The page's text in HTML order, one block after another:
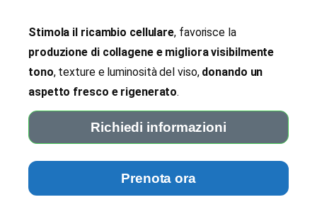
Stimola il ricambio cellulare, favorisce la
produzione di collagene e migliora visibilmente
tono, texture e luminosità del viso,donando un
aspetto fresco e rigenerato.
Richiedi informazioni
Prenota ora